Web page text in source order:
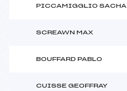
PICCAMIGGLIO SACHA
SCREAWN MAX
BOUFFARD PABLO
CUISSE GEOFFRAY